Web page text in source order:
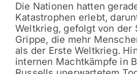
Die Nationen hatten
Katastrophen erlebt,
Weltkrieg, gefolgt von der
Grippe, die mehr
als der Erste Weltkrieg.
internen Machtkämpfe in